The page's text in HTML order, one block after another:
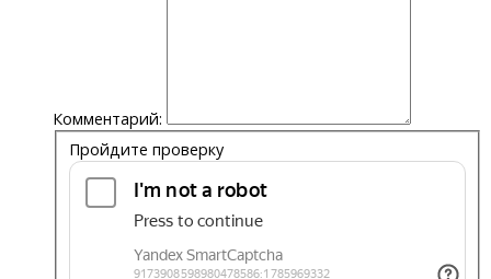
Комментарий:
Пройдите проверку